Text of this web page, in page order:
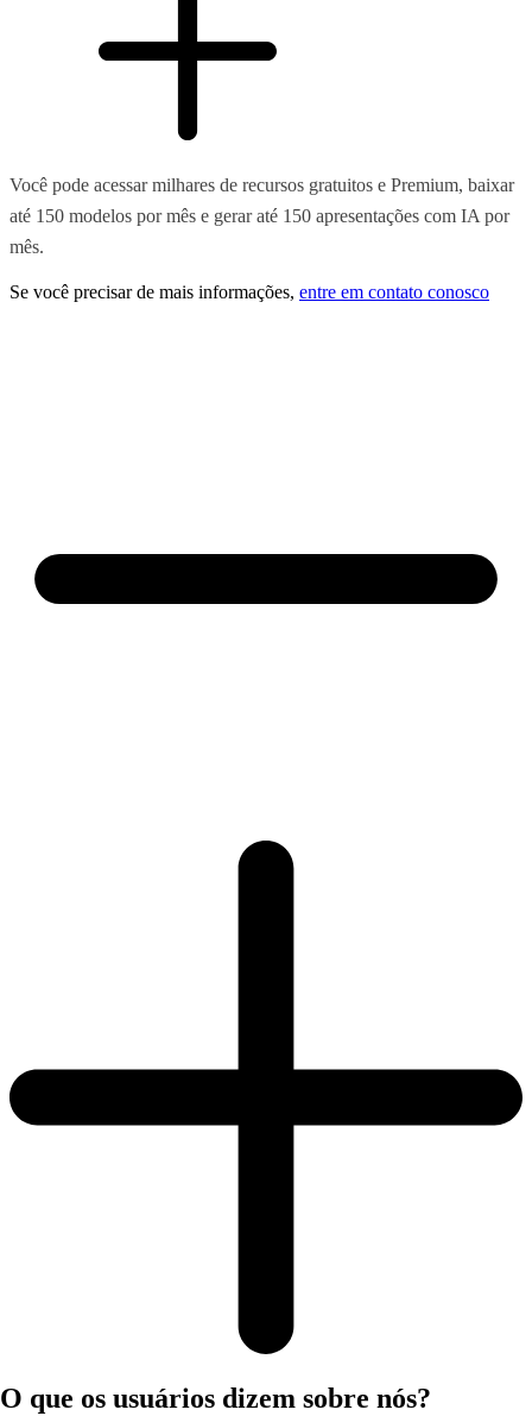
Você pode acessar milhares de recursos gratuitos e Premium, baixar
até 150 modelos por mês e gerar até 150 apresentações com IA por
mês.
Se você precisar de mais informações, entre em contato conosco
O que os usuários dizem sobre nós?